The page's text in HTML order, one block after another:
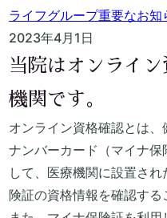
ライフグループ重要なお知
2023年4月1日
当院はオンライ
機関です。
オンライン資格確認とは
ナンバーカード（マイナ
して、医療機関に設置さ
険証の資格情報を確認する